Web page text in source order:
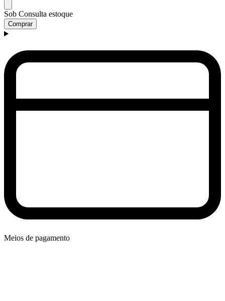
Sob Consulta estoque
Comprar
Meios de pagamento